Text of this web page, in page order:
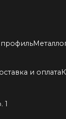
профиль
и оплата
1